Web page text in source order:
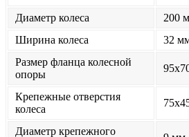
Диаметр колеса
200
Ширина колеса
32
Размер фланца колесной
опоры
Крепежные отверстия
колеса
Диаметр крепежного